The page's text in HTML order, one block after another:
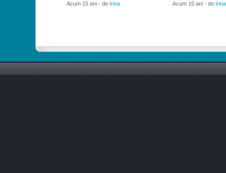
Acum 15 ani - de Irina
Acum 15 ani - de Irina